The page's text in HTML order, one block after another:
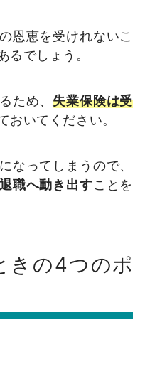
恩恵を受けれないこ
るでしょう。
ため、失業保険は受
おいてください。
なってしまうので、
職へ動き出すことを
きの4つのポ